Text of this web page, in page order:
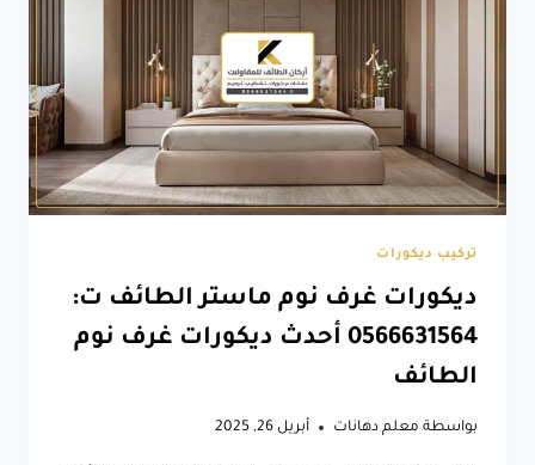
تركيب ديكورات
ديكورات غرف نوم ماستر الطائف ت:
0566631564 أحدث ديكورات غرف نوم
الطائف
بواسطة معلم دهانات أبريل 26, 2025